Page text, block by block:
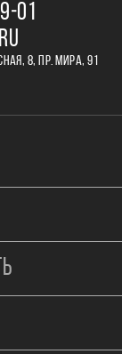
8, ПР. МИРА, 91